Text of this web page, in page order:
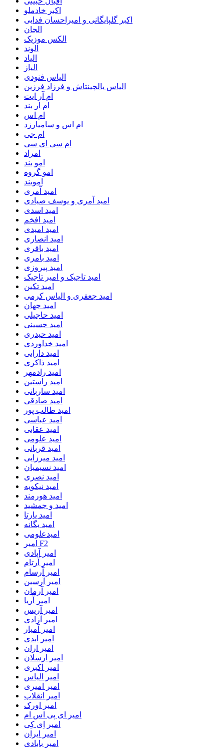
اکبر خادملو
اکبر گلپایگانی و امیراحسان فدایی
الجان
الکس موزیک
الوند
الیاد
الیاز
الیاس فنودی
الیاس یالچینتاش و فرزاد فرزین
ام آر ایت
ام‌ ار بند
ام اس
ام اس و سامیارزد
ام جی
ام سی ای سی
امراد
امو بند
امو گروه
اموبند
امید آمری
امید آمری و یوسف صیادی
امید اسدی
امید افخم
امید امیدی
امید انصاری
امید باقری
امید بامری
امید پیروزی
امید تاجیک و امیر تاجیک
امید تکین
امید جعفری و الیاس کرمی
امید جهان
امید حاجیلی
امید حسینی
امید حیدری
امید خداوردی
امید دارابی
امید ذاکری
امید رادمهر
امید راستین
امید ساربانی
امید صادقی
امید طالب پور
امید عباسی
امید عقابی
امید علومی
امید قربانی
امید میرزایی
امید نسیمیان
امید نصری
امید نیکویه
امید هورمند
امید و جمشید
امید یارتا
امید یگانه
امیدعلومی
امیر F2
امیر آبادی
امیر آرتام
امیر آرسام
امیر آرسین
امیر آرمان
امیر آریا
امیر آریس
امیر آزادی
امیر آمیار
امیر ابدی
امیر اران
امیر ارسلان
امیر اکبری
امیر الیاس
امیر امیری
امیر انقلاب
امیر اورک
امیر ای پی اس ام
امیر اِی کِی
امیر ایران
امیر بابادی